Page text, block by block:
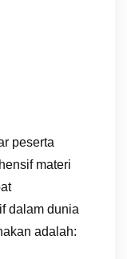
peserta
materi
dalam dunia
adalah: